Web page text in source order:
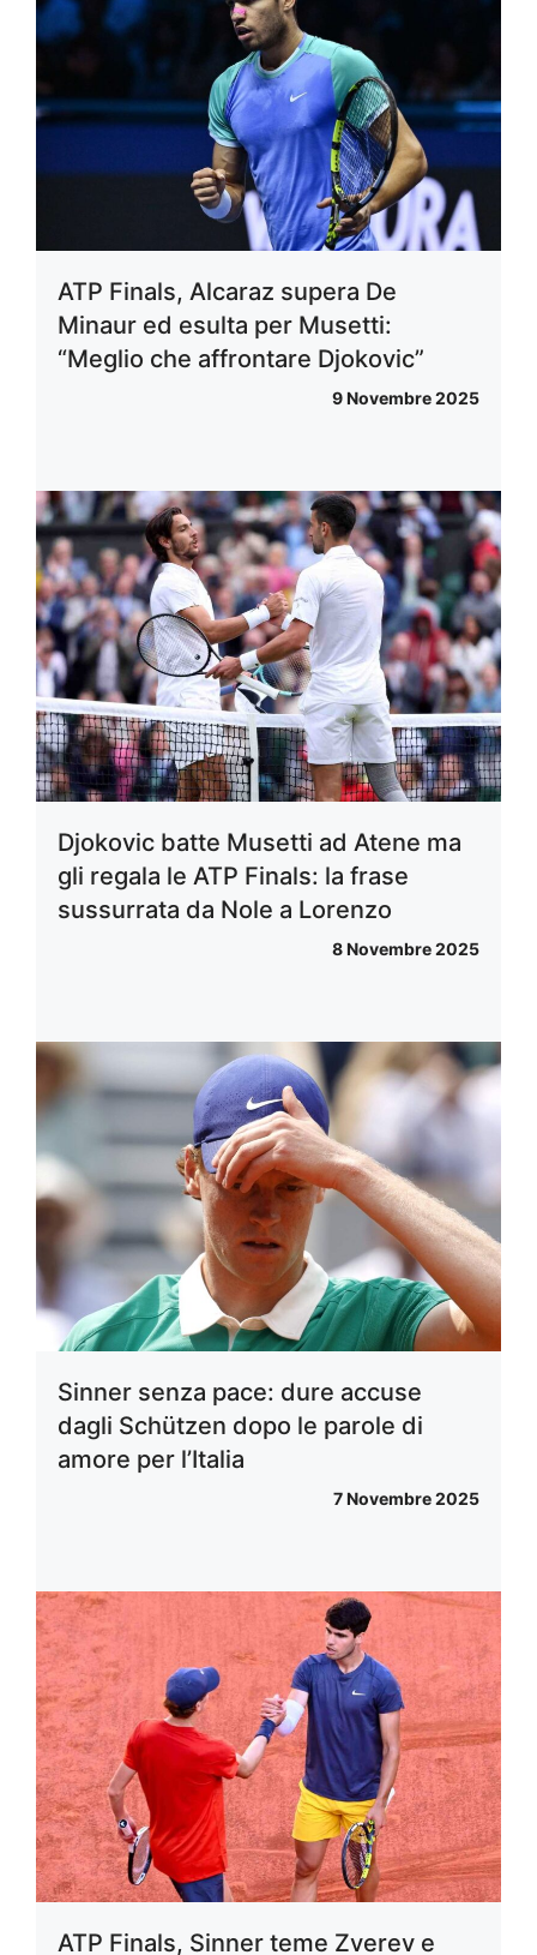
ATP Finals, Alcaraz supera De
Minaur ed esulta per Musetti:
“Meglio che affrontare Djokovic”
9 Novembre 2025
Djokovic batte Musetti ad Atene ma
gli regala le ATP Finals: la frase
sussurrata da Nole a Lorenzo
8 Novembre 2025
Sinner senza pace: dure accuse
dagli Schützen dopo le parole di
amore per l’Italia
7 Novembre 2025
ATP Finals, Sinner teme Zverev e